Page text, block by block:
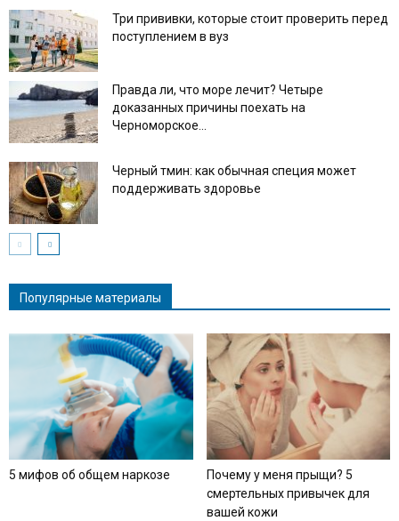
Три прививки, которые стоит проверить перед
поступлением в вуз
Правда ли, что море лечит? Четыре
доказанных причины поехать на
Черноморское...
Черный тмин: как обычная специя может
поддерживать здоровье
Популярные материалы
5 мифов об общем наркозе
Почему у меня прыщи? 5
смертельных привычек для
вашей кожи